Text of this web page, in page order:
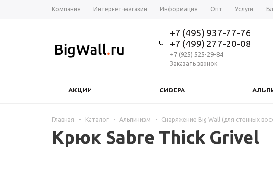
Компания Интернет-магазин Информация Опт Услуги
+7 (495) 937-77-76
+7 (499) 277-20-08
+7 (925) 525-29-84
Заказать звонок
АКЦИИ СИВЕРА
Главная - Каталог - Альпинизм - Снаряжение Big Wall (для стенных
Крюк Sabre Thick Grivel